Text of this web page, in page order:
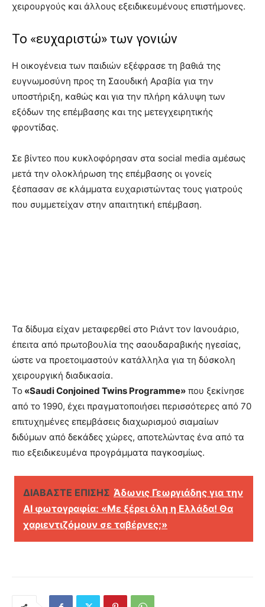
χειρουργούς και άλλους εξειδικευμένους επιστήμονες.
To «ευχαριστώ» των γονιών
Η οικογένεια των παιδιών εξέφρασε τη βαθιά της
ευγνωμοσύνη προς τη Σαουδική Αραβία για την
υποστήριξη, καθώς και για την πλήρη κάλυψη των
εξόδων της επέμβασης και της μετεγχειρητικής
φροντίδας.
Σε βίντεο που κυκλοφόρησαν στα social media αμέσως
μετά την ολοκλήρωση της επέμβασης οι γονείς
ξέσπασαν σε κλάμματα ευχαριστώντας τους γιατρούς
που συμμετείχαν στην απαιτητική επέμβαση.
Τα δίδυμα είχαν μεταφερθεί στο Ριάντ τον Ιανουάριο,
έπειτα από πρωτοβουλία της σαουδαραβικής ηγεσίας,
ώστε να προετοιμαστούν κατάλληλα για τη δύσκολη
χειρουργική διαδικασία.
Το «Saudi Conjoined Twins Programme» που ξεκίνησε
από το 1990, έχει πραγματοποιήσει περισσότερες από 70
επιτυχημένες επεμβάσεις διαχωρισμού σιαμαίων
διδύμων από δεκάδες χώρες, αποτελώντας ένα από τα
πιο εξειδικευμένα προγράμματα παγκοσμίως.
ΔΙΑΒΑΣΤΕ ΕΠΙΣΗΣ Άδωνις Γεωργιάδης για την
ΑΙ φωτογραφία: «Με ξέρει όλη η Ελλάδα! Θα
χαριεντιζόμουν σε ταβέρνες;»